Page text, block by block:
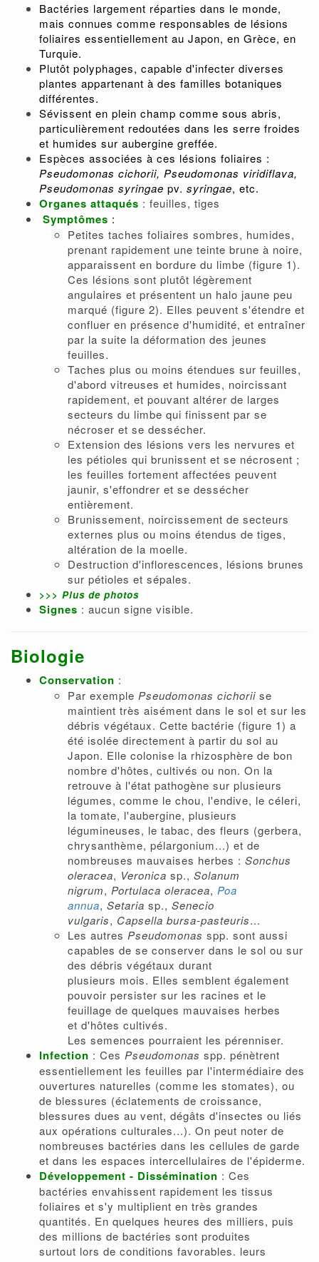
Bactéries largement réparties dans le monde,
mais connues comme responsables de lésions
foliaires essentiellement au Japon, en Grèce, en
Turquie.
Plutôt polyphages, capable d'infecter diverses
plantes appartenant à des familles botaniques
différentes.
Sévissent en plein champ comme sous abris,
particulièrement redoutées dans les serre froides
et humides sur aubergine greffée.
Espèces associées à ces lésions foliaires :
Pseudomonas cichorii, Pseudomonas viridiflava,
Pseudomonas syringae pv. syringae, etc.
Organes attaqués : feuilles, tiges
Symptômes :
Petites taches foliaires sombres, humides,
prenant rapidement une teinte brune à noire,
apparaissent en bordure du limbe (figure 1).
Ces lésions sont plutôt légèrement
angulaires et présentent un halo jaune peu
marqué (figure 2). Elles peuvent s'étendre et
confluer en présence d'humidité, et entraîner
par la suite la déformation des jeunes
feuilles.
Taches plus ou moins étendues sur feuilles,
d'abord vitreuses et humides, noircissant
rapidement, et pouvant altérer de larges
secteurs du limbe qui finissent par se
nécroser et se dessécher.
Extension des lésions vers les nervures et
les pétioles qui brunissent et se nécrosent ;
les feuilles fortement affectées peuvent
jaunir, s'effondrer et se dessécher
entièrement.
Brunissement, noircissement de secteurs
externes plus ou moins étendus de tiges,
altération de la moelle.
Destruction d'inflorescences, lésions brunes
sur pétioles et sépales.
>>> Plus de photos
Signes : aucun signe visible.
Biologie
Conservation :
Par exemple Pseudomonas cichorii se
maintient très aisément dans le sol et sur les
débris végétaux. Cette bactérie (figure 1) a
été isolée directement à partir du sol au
Japon. Elle colonise la rhizosphère de bon
nombre d'hôtes, cultivés ou non. On la
retrouve à l'état pathogène sur plusieurs
légumes, comme le chou, l'endive, le céleri,
la tomate, l'aubergine, plusieurs
légumineuses, le tabac, des fleurs (gerbera,
chrysanthème, pélargonium...) et de
nombreuses mauvaises herbes : Sonchus
oleracea, Veronica sp., Solanum
nigrum, Portulaca oleracea, Poa
annua, Setaria sp., Senecio
vulgaris, Capsella bursa-pasteuris...
Les autres Pseudomonas spp. sont aussi
capables de se conserver dans le sol ou sur
des débris végétaux durant
plusieurs mois. Elles semblent également
pouvoir persister sur les racines et le
feuillage de quelques mauvaises herbes
et d'hôtes cultivés.
Les semences pourraient les pérenniser.
Infection : Ces Pseudomonas spp. pénètrent
essentiellement les feuilles par l'intermédiaire des
ouvertures naturelles (comme les stomates), ou
de blessures (éclatements de croissance,
blessures dues au vent, dégâts d'insectes ou liés
aux opérations culturales...). On peut noter de
nombreuses bactéries dans les cellules de garde
et dans les espaces intercellulaires de l'épiderme.
Développement - Dissémination : Ces
bactéries envahissent rapidement les tissus
foliaires et s'y multiplient en très grandes
quantités. En quelques heures des milliers, puis
des millions de bactéries sont produites
surtout lors de conditions favorables. leurs